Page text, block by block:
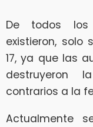
De todos los
existieron, solo
17, ya que las
destruyeron
contrarios a la
Actualmente